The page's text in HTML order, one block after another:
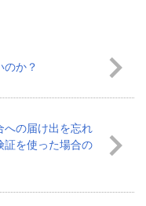
のか？
への届け出を忘れ
証を使った場合の